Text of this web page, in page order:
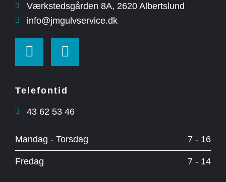
Værkstedsgården 8A, ​2620 Albertslund
info@jmgulvservice.dk
Telefontid
43 62 53 46
Mandag - Torsdag 7 - 16
Fredag 7 - 14